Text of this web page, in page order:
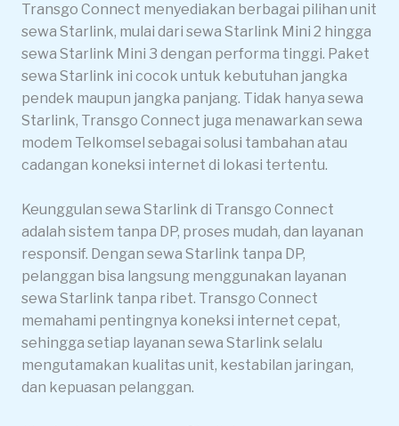
Transgo Connect menyediakan berbagai pilihan unit
sewa Starlink, mulai dari sewa Starlink Mini 2 hingga
sewa Starlink Mini 3 dengan performa tinggi. Paket
sewa Starlink ini cocok untuk kebutuhan jangka
pendek maupun jangka panjang. Tidak hanya sewa
Starlink, Transgo Connect juga menawarkan sewa
modem Telkomsel sebagai solusi tambahan atau
cadangan koneksi internet di lokasi tertentu.
Keunggulan sewa Starlink di Transgo Connect
adalah sistem tanpa DP, proses mudah, dan layanan
responsif. Dengan sewa Starlink tanpa DP,
pelanggan bisa langsung menggunakan layanan
sewa Starlink tanpa ribet. Transgo Connect
memahami pentingnya koneksi internet cepat,
sehingga setiap layanan sewa Starlink selalu
mengutamakan kualitas unit, kestabilan jaringan,
dan kepuasan pelanggan.